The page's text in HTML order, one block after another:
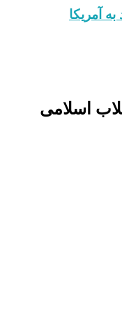
آمریکا
اسلامی